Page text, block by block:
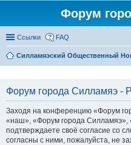
Форум
Ссылки FAQ
Силламяэский Общественный
Форум города Силламяэ -
Заходя на конференцию «Форум
«наш», «Форум города Силламяэ»,
подтверждаете своё согласие со
согласны с ними, пожалуйста, не